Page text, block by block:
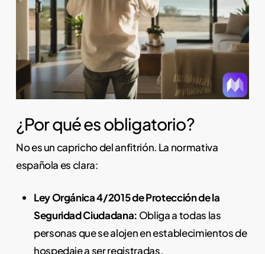
¿Por qué es obligatorio?
No es un capricho del anfitrión. La normativa
española es clara:
Ley Orgánica 4/2015 de Protección de la
Seguridad Ciudadana: Obliga a todas las
personas que se alojen en establecimientos de
hospedaje a ser registradas.